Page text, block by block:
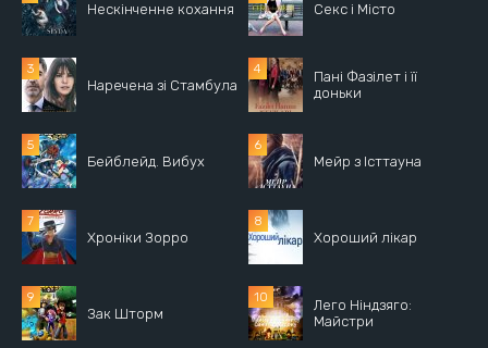
Нескінченне кохання Секс і Місто
Наречена зі Стамбула
Пані Фазілет і її
доньки
Бейблейд. Вибух Мейр з Істтауна
Хроніки Зорро Хороший лікар
Зак Шторм
Лего Ніндзяго:
Майстри